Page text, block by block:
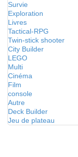
Survie
Exploration
Livres
Tactical-RPG
Twin-stick shooter
City Builder
LEGO
Multi
Cinéma
Film
console
Autre
Deck Builder
Jeu de plateau